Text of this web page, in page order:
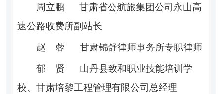
周立鹏 甘肃省公航旅集团公司永山高
速公路收费所副站长
赵 蓉 甘肃锦舒律师事务所专职律师
郁 贤 山丹县致和职业技能培训学
校、甘肃培黎工程管理有限公司总经理